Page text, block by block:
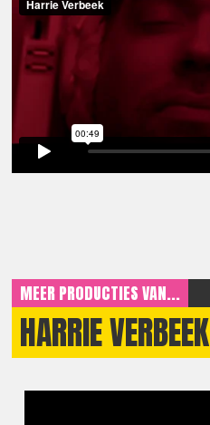
MEER PRODUCTIES VAN...
HARRIE VERBEEK